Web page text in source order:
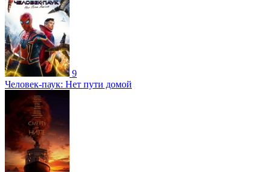
9
Человек-паук: Нет пути домой